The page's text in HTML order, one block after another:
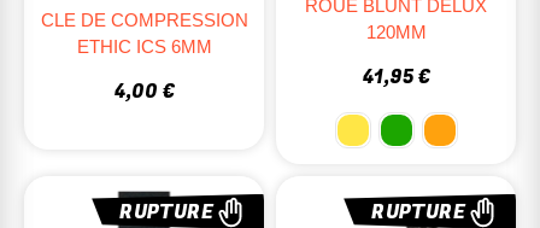
CLE DE COMPRESSION
ETHIC ICS 6MM
4,00 €
ROUE BLUNT DELUX
120MM
41,95 €
RUPTURE RUPTURE